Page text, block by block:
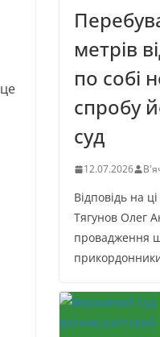
метрів
по собі
спробу
суд
12.07.2026
Відповідь на
Тягунов Олег
провадження